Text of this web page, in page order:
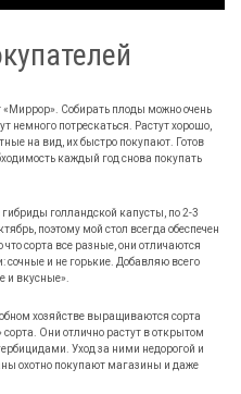
«Миррор». Собирать плоды можно очень
немного потрескаться. Растут хорошо,
на вид, их быстро покупают. Готов
каждый год снова покупать
голландской капусты, по 2-3
поэтому мой стол всегда обеспечен
сорта все разные, они отличаются
и не горькие. Добавляю всего
и вкусные».
хозяйстве выращиваются сорта
Они отлично растут в открытом
Уход за ними недорогой и
охотно покупают магазины и даже